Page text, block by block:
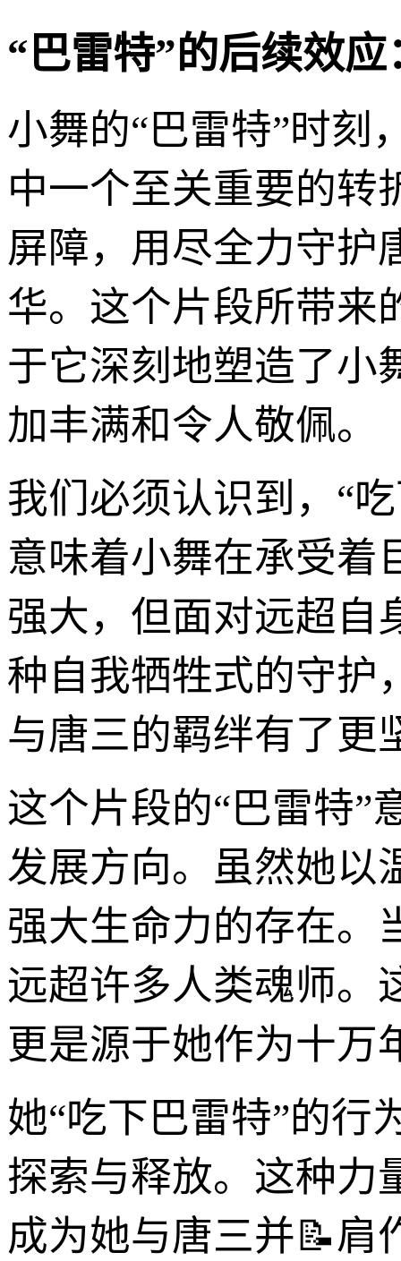
“巴雷特”的后续效
小舞的“巴雷特”时刻
中一个至关重要的转
屏障，用尽全力守护
华。这个片段所带来
于它深刻地塑造了小
加丰满和令人敬佩。
我们必须认识到，“
意味着小舞在承受着
强大，但面对远超自
种自我牺牲式的守护
与唐三的羁绊有了更
这个片段的“巴雷特”
发展方向。虽然她以
强大生命力的存在。
远超许多人类魂师。
更是源于她作为十万
她“吃下巴雷特”的行
探索与释放。这种力
成为她与唐三并📝肩